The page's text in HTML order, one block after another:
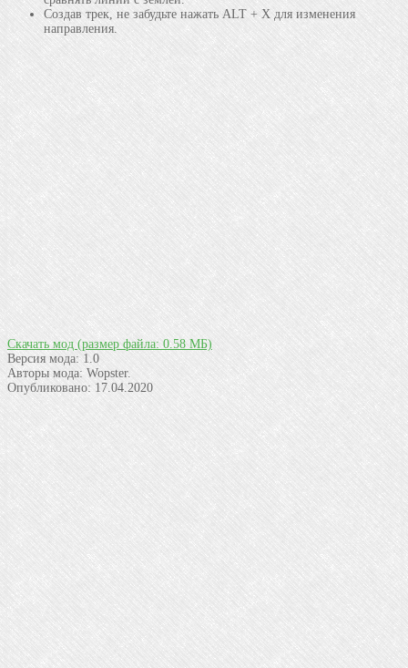
Создав трек, не забудьте нажать ALT + X для изменения
направления.
Скачать мод (размер файла: 0.58 МБ)
Версия мода:1.0
Авторы мода: Wopster.
Опубликовано: 17.04.2020